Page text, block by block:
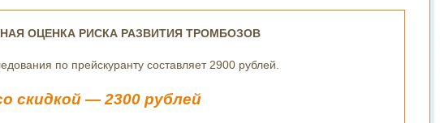
ОЦЕНКА РИСКА РАЗВИТИЯ ТРОМБОЗОВ
по прейскуранту составляет 2900 рублей.
скидкой — 2300 рублей